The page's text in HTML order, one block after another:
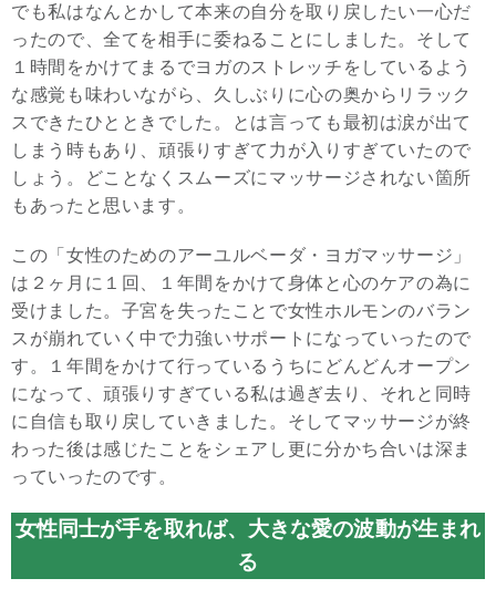
でも私はなんとかして本来の自分を取り戻したい一心だ
ったので、全てを相手に委ねることにしました。そして
１時間をかけてまるでヨガのストレッチをしているよう
な感覚も味わいながら、久しぶりに心の奥からリラック
スできたひとときでした。とは言っても最初は涙が出て
しまう時もあり、頑張りすぎて力が入りすぎていたので
しょう。どことなくスムーズにマッサージされない箇所
もあったと思います。
この「女性のためのアーユルベーダ・ヨガマッサージ」
は２ヶ月に１回、１年間をかけて身体と心のケアの為に
受けました。子宮を失ったことで女性ホルモンのバラン
スが崩れていく中で力強いサポートになっていったので
す。１年間をかけて行っているうちにどんどんオープン
になって、頑張りすぎている私は過ぎ去り、それと同時
に自信も取り戻していきました。そしてマッサージが終
わった後は感じたことをシェアし更に分かち合いは深ま
っていったのです。
女性同士が手を取れば、大きな愛の波動が生まれ
る